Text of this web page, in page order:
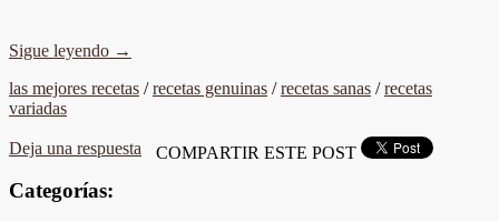
Sigue leyendo →
las mejores recetas /recetas genuinas /recetas sanas /recetas
variadas
Deja una respuesta COMPARTIR ESTE POST
Categorías: